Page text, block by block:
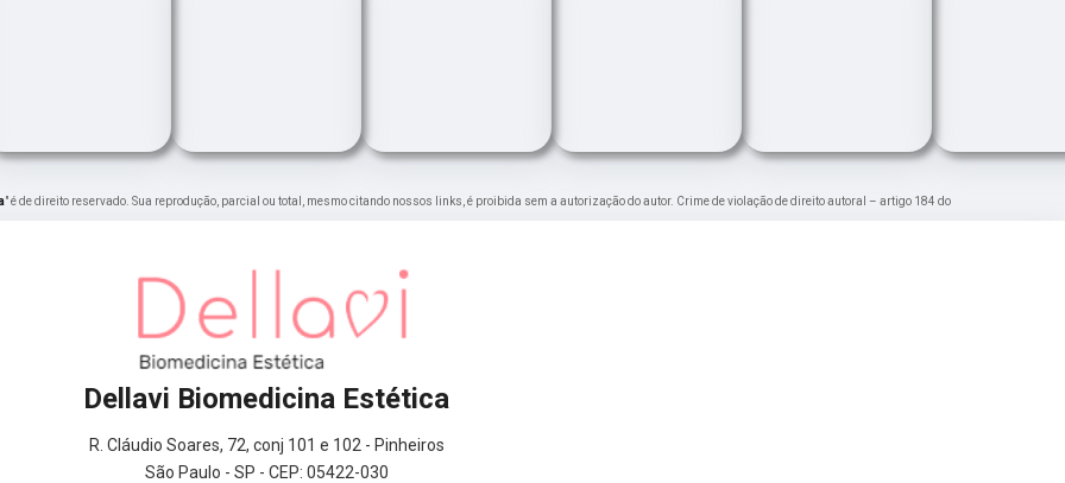
" é de direito reservado. Sua reprodução, parcial ou total, mesmo citando nossos links, é proibida sem a autorização do autor. Crime de violação de direito autoral – artigo 184 do
Dellavi Biomedicina Estética
R. Cláudio Soares, 72, conj 101 e 102 - Pinheiros
São Paulo - SP - CEP: 05422-030